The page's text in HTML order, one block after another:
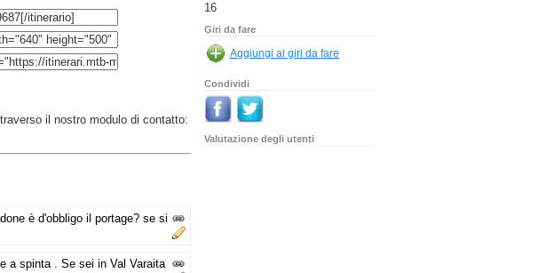
il nostro modulo di contatto:
è d'obbligo il portage? se si
a spinta . Se sei in Val Varaita
16
Giri da fare
Condividi
Valutazione degli utenti